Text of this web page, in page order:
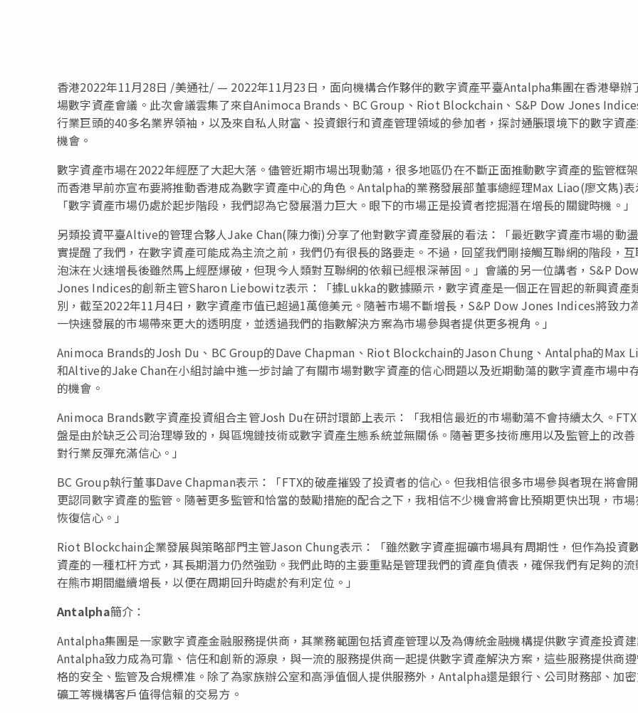
香港2022年11月28日 /美通社/ — 2022年11月23日，面向機構合作夥伴的數字資產平臺Antalpha集團在香港舉辦
場數字資產會議。此次會議雲集了來自Animoca Brands、BC Group、Riot Blockchain、S&P Dow Jones
行業巨頭的40多名業界領袖，以及來自私人財富、投資銀行和資產管理領域的參加者，探討通脹環境下的數字資
機會。
數字資產市場在2022年經歷了大起大落。儘管近期市場出現動蕩，很多地區仍在不斷正面推動數字資產的監管框架
而香港早前亦宣布要將推動香港成為數字資產中心的角色。Antalpha的業務發展部董事總經理Max Liao(廖文雋)表
「數字資產市場仍處於起步階段，我們認為它發展潛力巨大。眼下的市場正是投資者挖掘潛在增長的關鍵時機。」
另類投資平臺Altive的管理合夥人Jake Chan(陳力衡)分享了他對數字資產發展的看法：「最近數字資產市場的動
實提醒了我們，在數字資產可能成為主流之前，我們仍有很長的路要走。不過，回望我們剛接觸互聯網的階段，
泡沫在火速增長後雖然馬上經歷爆破，但現今人類對互聯網的依賴已經根深蒂固。」會議的另一位講者，S&P Dow
Jones Indices的創新主管Sharon Liebowitz表示：「據Lukka的數據顯示，數字資產是一個正在冒起的新興資產
別，截至2022年11月4日，數字資產市值已超過1萬億美元。隨著市場不斷增長，S&P Dow Jones Indices將致力
一快速發展的市場帶來更大的透明度，並透過我們的指數解決方案為市場參與者提供更多視角。」
Animoca Brands的Josh Du、BC Group的Dave Chapman、Riot Blockchain的Jason Chung、Antalpha的Max
和Altive的Jake Chan在小組討論中進一步討論了有關市場對數字資產的信心問題以及近期動蕩的數字資產市場中
的機會。
Animoca Brands數字資產投資組合主管Josh Du在研討環節上表示：「我相信最近的市場動蕩不會持續太久。
盤是由於缺乏公司治理導致的，與區塊鏈技術或數字資產生態系統並無關係。隨著更多技術應用以及監管上的改
對行業反彈充滿信心。」
BC Group執行董事Dave Chapman表示：「FTX的破產摧毀了投資者的信心。但我相信很多市場參與者現在將會
更認同數字資產的監管。隨著更多監管和恰當的鼓勵措施的配合之下，我相信不少機會將會比預期更快出現，市
恢復信心。」
Riot Blockchain企業發展與策略部門主管Jason Chung表示：「雖然數字資產掘礦市場具有周期性，但作為投資
資產的一種杠杆方式，其長期潛力仍然強勁。我們此時的主要重點是管理我們的資產負債表，確保我們有足夠的
在熊市期間繼續增長，以便在周期回升時處於有利定位。」
Antalpha簡介：
Antalpha集團是一家數字資產金融服務提供商，其業務範圍包括資產管理以及為傳統金融機構提供數字資產投資建
Antalpha致力成為可靠、信任和創新的源泉，與一流的服務提供商一起提供數字資產解決方案，這些服務提供商
格的安全、監管及合規標准。除了為家族辦公室和高淨值個人提供服務外，Antalpha還是銀行、公司財務部、加
礦工等機構客戶值得信賴的交易方。